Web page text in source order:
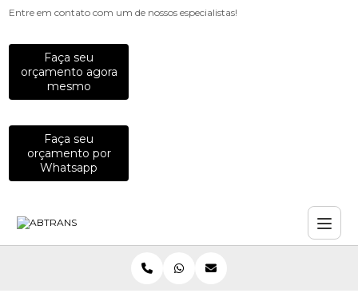
Entre em contato com um de nossos especialistas!
Faça seu
orçamento agora
mesmo
Faça seu
orçamento por
Whatsapp